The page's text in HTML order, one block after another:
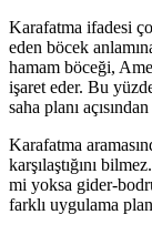
Karafatma ifadesi
eden böcek
hamam böceği,
işaret eder. Bu
saha planı
Karafatma
karşılaştığını
mi yoksa gider-
farklı uygulama